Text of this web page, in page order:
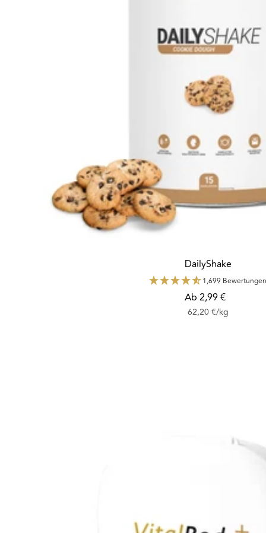
DailyShake
1,699 Bewertungen
Angebotspreis
Ab 2,99 €
62,20 €/kg